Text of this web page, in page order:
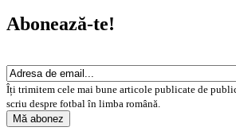
Abonează-te!
Îți trimitem cele mai bune articole publicate de
scriu despre fotbal în limba română.